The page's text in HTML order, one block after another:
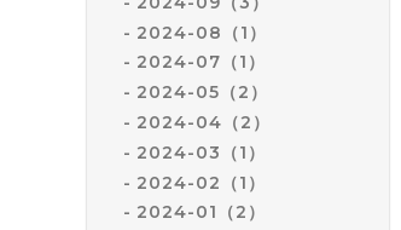
2024-08（1）
2024-07（1）
2024-05（2）
2024-04（2）
2024-03（1）
2024-02（1）
2024-01（2）